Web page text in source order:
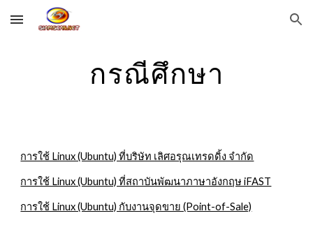
Skip to main content Skip to navigation
กรณีศึกษา
การใช้ Linux (Ubuntu) ที่บริษัท เลิศอรุณเทรดดิ้ง จำกัด
การใช้ Linux (Ubuntu) ที่สถาบันพัฒนาภาษาอังกฤษ iFAST
การใช้ Linux (Ubuntu) กับงานจุดขาย (Point-of-Sale)